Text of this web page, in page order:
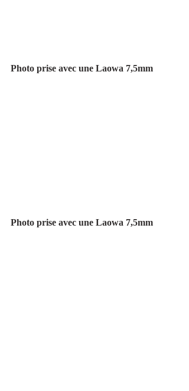
Photo prise avec une Laowa 7,5mm
Photo prise avec une Laowa 7,5mm